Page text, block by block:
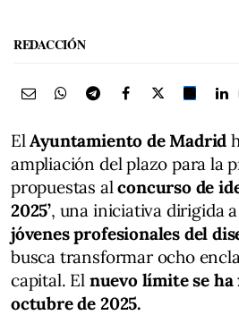
REDACCIÓN
ElAyuntamiento de Madrid
ampliación del plazo para la
propuestas alconcurso de
2025’, una iniciativa dirigida a
jóvenes profesionales del
busca transformar ocho
capital. El nuevo límite se ha
octubre de 2025.